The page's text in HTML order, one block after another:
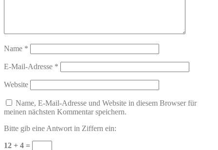
Name *
E-Mail-Adresse *
Website
Name, E-Mail-Adresse und Website in diesem Browser für
meinen nächsten Kommentar speichern.
Bitte gib eine Antwort in Ziffern ein:
12 + 4 =